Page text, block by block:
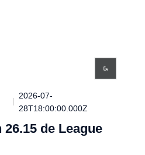
2026-07-
28T18:00:00.000Z
de League